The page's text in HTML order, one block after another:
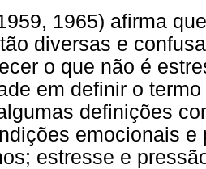
1965) afirma
diversas e
o que não é
em definir o
definições
emocionais
estresse e